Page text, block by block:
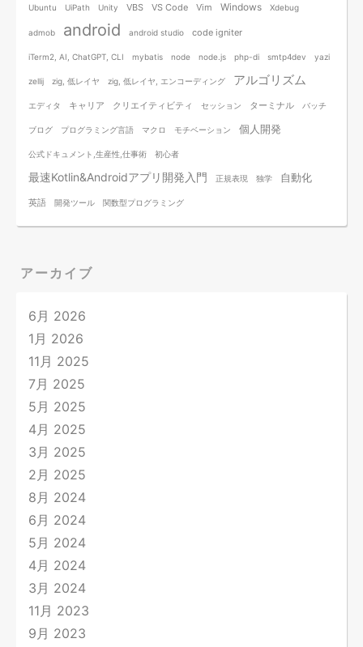
Ubuntu UiPath Unity VBS VS Code Vim Windows Xdebug
admob android android studio code igniter
iTerm2, AI, ChatGPT, CLI mybatis node node.js php-di smtp4dev yazi
zellij zig, 低レイヤ zig, 低レイヤ, エンコーディング アルゴリズム
エディタ キャリア クリエイティビティ セッション ターミナル バッチ
ブログ プログラミング言語 マクロ モチベーション 個人開発
公式ドキュメント,生産性,仕事術 初心者
最速Kotlin&Androidアプリ開発入門 正規表現 独学 自動化
英語 開発ツール 関数型プログラミング
アーカイブ
6月 2026
1月 2026
11月 2025
7月 2025
5月 2025
4月 2025
3月 2025
2月 2025
8月 2024
6月 2024
5月 2024
4月 2024
3月 2024
11月 2023
9月 2023